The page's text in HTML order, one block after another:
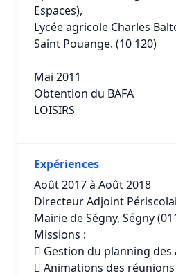
Espaces),
Lycée agricole Charles
Saint Pouange. (10 120)
Mai 2011
Obtention du BAFA
LOISIRS
Expériences
Août 2017 à Août 2018
Directeur Adjoint
Mairie de Ségny, Ségny
Missions :
 Gestion du planning
 Animations des